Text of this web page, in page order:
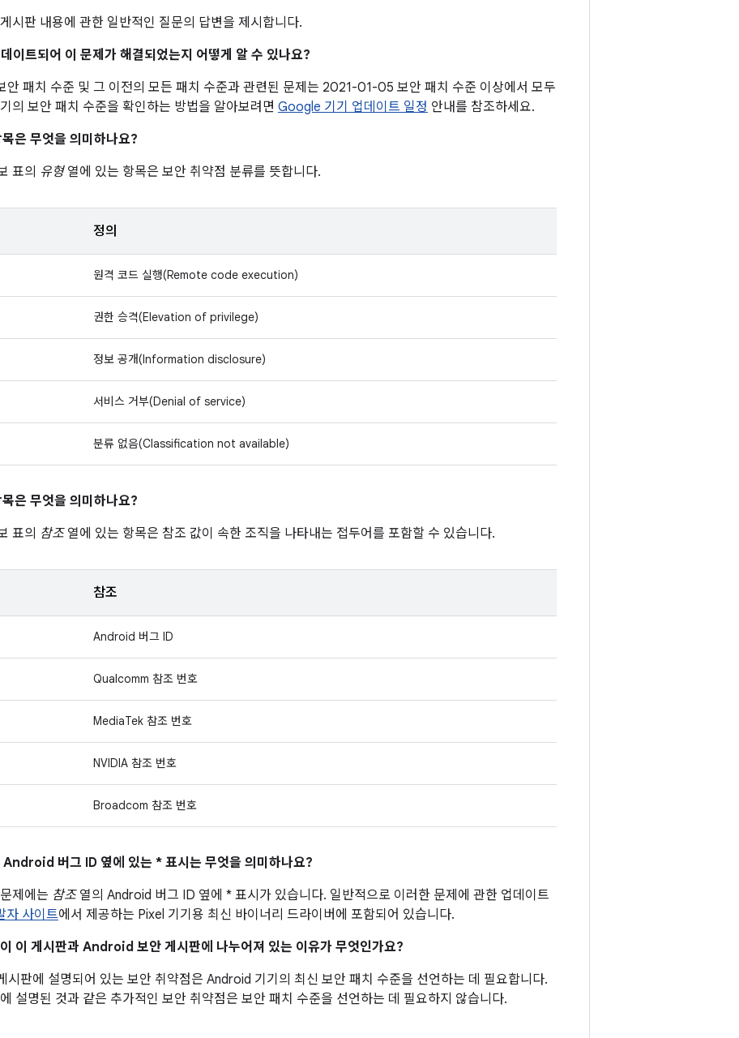
시판 내용에 관한 일반적인 질문의 답변을 제시합니다.
이트되어 이 문제가 해결되었는지 어떻게 알 수 있나요?
패치 수준 및 그 이전의 모든 패치 수준과 관련된 문제는 2021-01-05 보안 패치 수준 이상에서 모두
의 보안 패치 수준을 확인하는 방법을 알아보려면 Google 기기 업데이트 일정 안내를 참조하세요.
은 무엇을 의미하나요?
표의 유형열에 있는 항목은 보안 취약점 분류를 뜻합니다.
정의
원격 코드 실행(Remote code execution)
권한 승격(Elevation of privilege)
정보 공개(Information disclosure)
서비스 거부(Denial of service)
분류 없음(Classification not available)
은 무엇을 의미하나요?
표의 참조열에 있는 항목은 참조 값이 속한 조직을 나타내는 접두어를 포함할 수 있습니다.
참조
Android 버그 ID
Qualcomm 참조 번호
MediaTek 참조 번호
NVIDIA 참조 번호
Broadcom 참조 번호
버그 ID 옆에 있는 * 표시는 무엇을 의미하나요?
제에는 참조열의 Android 버그 ID 옆에 * 표시가 있습니다. 일반적으로 이러한 문제에 관한 업데이트
자 사이트에서 제공하는 Pixel 기기용 최신 바이너리 드라이버에 포함되어 있습니다.
이 게시판과 Android 보안 게시판에 나누어져 있는 이유가 무엇인가요?
시판에 설명되어 있는 보안 취약점은 Android 기기의 최신 보안 패치 수준을 선언하는 데 필요합니다.
설명된 것과 같은 추가적인 보안 취약점은 보안 패치 수준을 선언하는 데 필요하지 않습니다.